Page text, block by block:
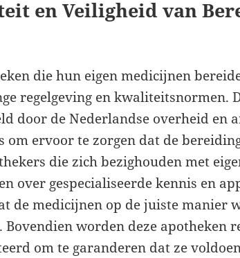
en Veiligheid van
die hun eigen medicijnen
regelgeving en kwaliteitsnormen.
door de Nederlandse overheid en
om ervoor te zorgen dat de
die zich bezighouden met
over gespecialiseerde kennis en
de medicijnen op de juiste manier
Bovendien worden deze apotheken
om te garanderen dat ze